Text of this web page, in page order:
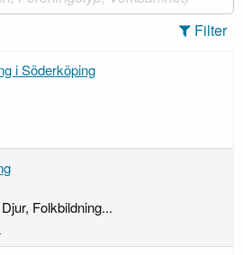
Filter
i Söderköping
Folkbildning...